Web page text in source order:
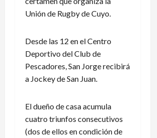
Unión de Rugby de Cuyo.
Desde las 12 en el Centro
Deportivo del Club de
Pescadores, San Jorge recibirá
a Jockey de San Juan.
El dueño de casa acumula
cuatro triunfos consecutivos
(dos de ellos en condición de